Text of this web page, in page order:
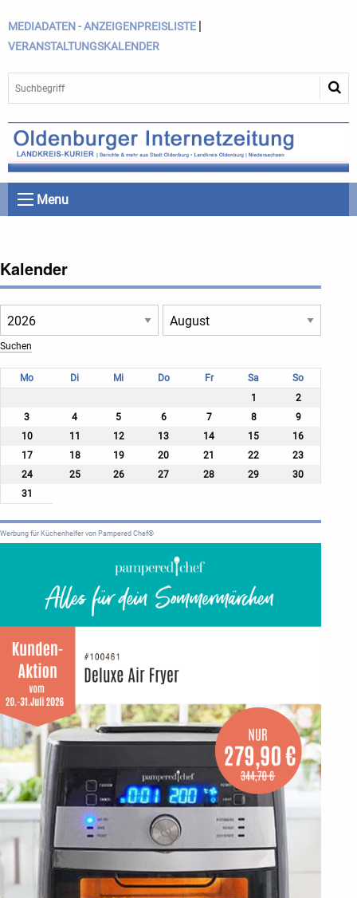
MEDIADATEN - ANZEIGENPREISLISTE |
VERANSTALTUNGSKALENDER
Menu
Kalender
Mo Di Mi Do Fr Sa
So
1
2
3
4 5 6 7 8
9
10
11 12 13 14 15
16
17
18 19 20 21 22
23
24
25 26 27 28 29
30
31
Werbung für Küchenhelfer von Pampered Chef®